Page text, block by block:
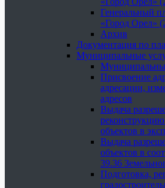
Генеральный
«Город Орел»
Архив
Документация по
Муниципальные
Присвоение
адресации,
адресов
Выдача
объектов в
Выдача
объектов в
39.36
Подготовка,